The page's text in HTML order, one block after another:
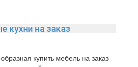
кухни на заказ